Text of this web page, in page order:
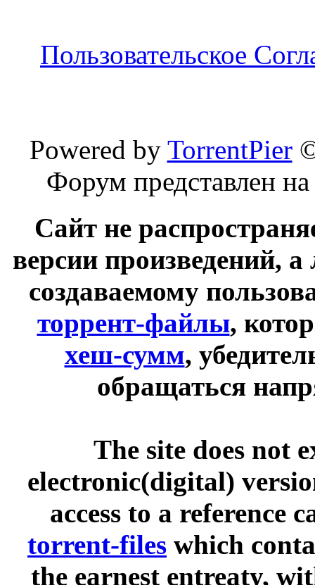
Пользовательское
Powered by TorrentPier
Форум представлен
Сайт не
версии произведений,
создаваемому
торрент-файлы,
хеш-сумм,
обращаться
The site does not
electronic(digital)
access to a reference
torrent-files which
the earnest entreaty,